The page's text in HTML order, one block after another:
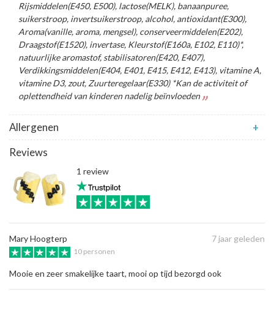
Allergenen +
Rijsmiddelen(E450, E500), lactose(MELK), banaanpuree,
suikerstroop, invertsuikerstroop, alcohol, antioxidant(E300),
Aroma(vanille, aroma, mengsel), conserveermiddelen(E202),
Draagstof(E1520), invertase, Kleurstof(E160a, E102, E110)*,
natuurlijke aromastof, stabilisatoren(E420, E407),
Verdikkingsmiddelen(E404, E401, E415, E412, E413), vitamine A,
vitamine D3, zout, Zuurteregelaar(E330) *Kan de activiteit of
oplettendheid van kinderen nadelig beïnvloeden
Reviews
1 review
Mary Hoogterp 7 jaar geleden
10 personen
Mooie en zeer smakelijke taart, mooi op tijd bezorgd ook